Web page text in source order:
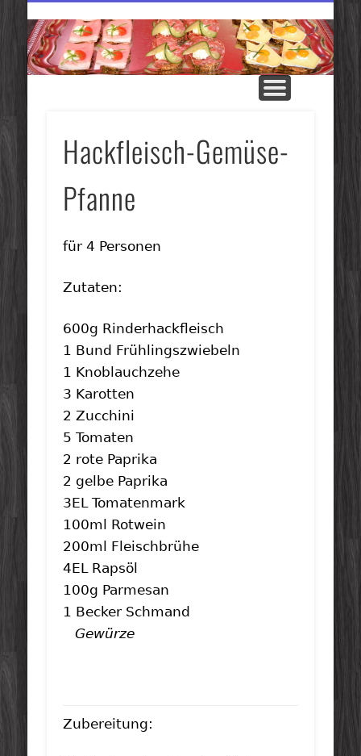
Hackfleisch-Gemüse-
Pfanne
für 4 Personen
Zutaten:
600g Rinderhackfleisch
1 Bund Frühlingszwiebeln
1 Knoblauchzehe
3 Karotten
2 Zucchini
5 Tomaten
2 rote Paprika
2 gelbe Paprika
3EL Tomatenmark
100ml Rotwein
200ml Fleischbrühe
4EL Rapsöl
100g Parmesan
1 Becker Schmand
Gewürze
Zubereitung: